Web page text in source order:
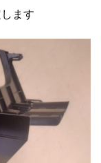
ます